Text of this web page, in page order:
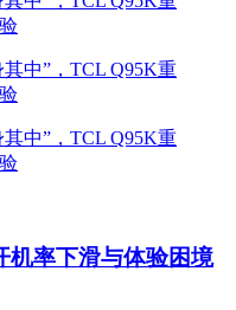
机率下滑与体验困境